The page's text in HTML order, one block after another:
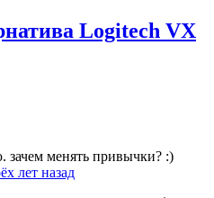
Logitech VX
зачем менять привычки? :)
лет назад